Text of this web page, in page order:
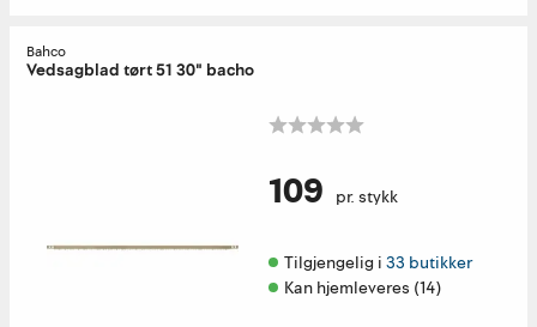
Bahco
Vedsagblad tørt 51 30" bacho
109 pr. stykk
Tilgjengelig i 33 butikker
Kan hjemleveres (14)